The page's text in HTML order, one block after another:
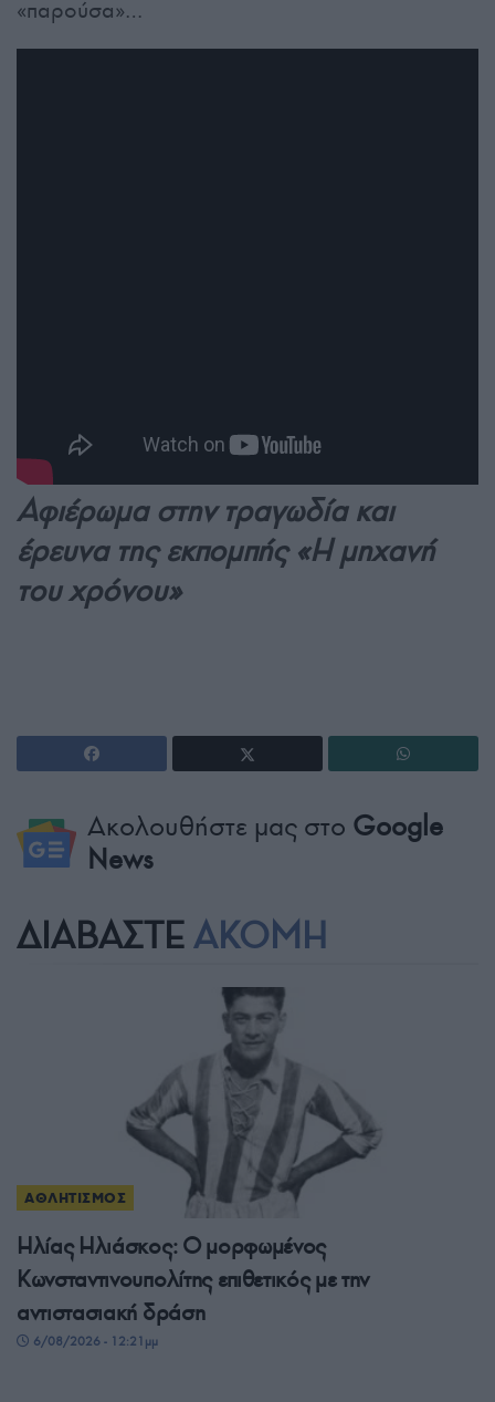
«παρούσα»…
Αφιέρωμα στην τραγωδία και
έρευνα της εκπομπής «Η μηχανή
του χρόνου»
Ακολουθήστε μας στο Google
News
ΔΙΑΒΑΣΤΕ ΑΚΟΜΗ
ΑΘΛΗΤΙΣΜΟΣ
Ηλίας Ηλιάσκος: Ο μορφωμένος
Κωνσταντινουπολίτης επιθετικός με την
αντιστασιακή δράση
6/08/2026 - 12:21μμ